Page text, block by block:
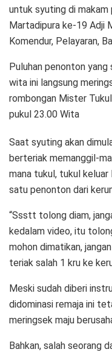
untuk syuting di
Martadipura ke-19 Adji
Komendur, Pelayaran,
Puluhan penonton
wita ini langsung
rombongan Mister
pukul 23.00 Wita
Saat syuting akan
berteriak memanggil-
mana tukul, tukul keluar
satu penonton dari
“Ssstt tolong diam,
kedalam video, itu
mohon dimatikan,
teriak salah 1 kru ke
Meski sudah diberi
didominasi remaja ini
meringsek maju
Bahkan, salah seorang